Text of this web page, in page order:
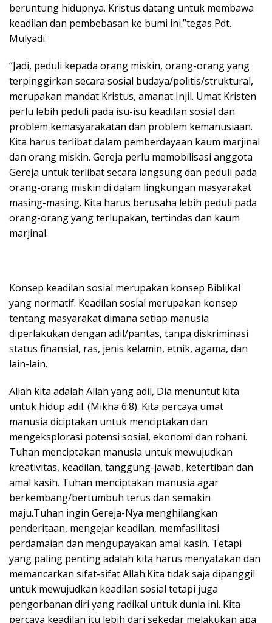
beruntung hidupnya. Kristus datang untuk membawa
keadilan dan pembebasan ke bumi ini.”tegas Pdt.
Mulyadi
“Jadi, peduli kepada orang miskin, orang-orang yang
terpinggirkan secara sosial budaya/politis/struktural,
merupakan mandat Kristus, amanat Injil. Umat Kristen
perlu lebih peduli pada isu-isu keadilan sosial dan
problem kemasyarakatan dan problem kemanusiaan.
Kita harus terlibat dalam pemberdayaan kaum marjinal
dan orang miskin. Gereja perlu memobilisasi anggota
Gereja untuk terlibat secara langsung dan peduli pada
orang-orang miskin di dalam lingkungan masyarakat
masing-masing. Kita harus berusaha lebih peduli pada
orang-orang yang terlupakan, tertindas dan kaum
marjinal.
Konsep keadilan sosial merupakan konsep Biblikal
yang normatif. Keadilan sosial merupakan konsep
tentang masyarakat dimana setiap manusia
diperlakukan dengan adil/pantas, tanpa diskriminasi
status finansial, ras, jenis kelamin, etnik, agama, dan
lain-lain.
Allah kita adalah Allah yang adil, Dia menuntut kita
untuk hidup adil. (Mikha 6:8). Kita percaya umat
manusia diciptakan untuk menciptakan dan
mengeksplorasi potensi sosial, ekonomi dan rohani.
Tuhan menciptakan manusia untuk mewujudkan
kreativitas, keadilan, tanggung-jawab, ketertiban dan
amal kasih. Tuhan menciptakan manusia agar
berkembang/bertumbuh terus dan semakin
maju.Tuhan ingin Gereja-Nya menghilangkan
penderitaan, mengejar keadilan, memfasilitasi
perdamaian dan mengupayakan amal kasih. Tetapi
yang paling penting adalah kita harus menyatakan dan
memancarkan sifat-sifat Allah.Kita tidak saja dipanggil
untuk mewujudkan keadilan sosial tetapi juga
pengorbanan diri yang radikal untuk dunia ini. Kita
percaya keadilan itu lebih dari sekedar melakukan apa